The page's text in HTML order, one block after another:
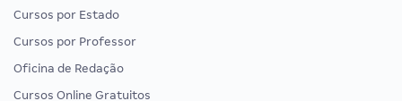
Cursos por Estado
Cursos por Professor
Oficina de Redação
Cursos Online Gratuitos